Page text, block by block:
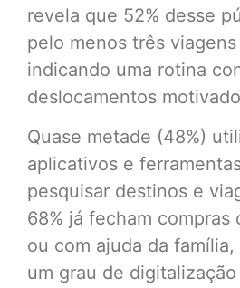
revela que 52% desse
pelo menos três viagens
indicando uma rotina
deslocamentos
Quase metade (48%)
aplicativos e
pesquisar destinos e
68% já fecham compras
ou com ajuda da
um grau de